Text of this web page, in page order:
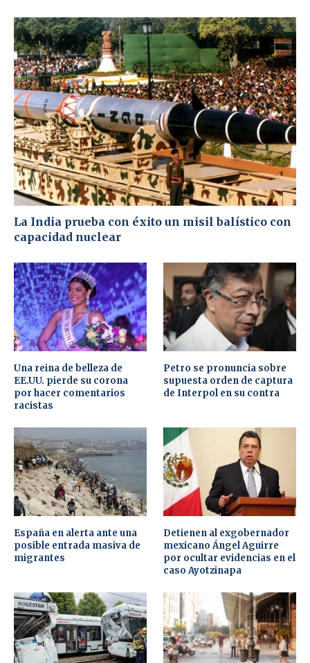
La India prueba con éxito un misil balístico con
capacidad nuclear
Una reina de belleza de
EE.UU. pierde su corona
por hacer comentarios
racistas
Petro se pronuncia sobre
supuesta orden de captura
de Interpol en su contra
España en alerta ante una
posible entrada masiva de
migrantes
Detienen al exgobernador
mexicano Ángel Aguirre
por ocultar evidencias en el
caso Ayotzinapa